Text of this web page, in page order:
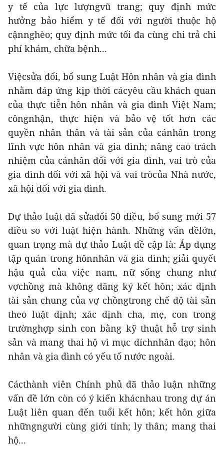
y tế của lực lượngvũ trang; quy định mức
hưởng bảo hiểm y tế đối với người thuộc hộ
cậnnghèo; quy định mức tối đa cùng chi trả chi
phí khám, chữa bệnh...
Việcsửa đổi, bổ sung Luật Hôn nhân và gia đình
nhằm đáp ứng kịp thời cácyêu cầu khách quan
của thực tiễn hôn nhân và gia đình Việt Nam;
côngnhận, thực hiện và bảo vệ tốt hơn các
quyền nhân thân và tài sản của cánhân trong
lĩnh vực hôn nhân và gia đình; nâng cao trách
nhiệm của cánhân đối với gia đình, vai trò của
gia đình đối với xã hội và vai tròcủa Nhà nước,
xã hội đối với gia đình.
Dự thảo luật đã sửađổi 50 điều, bổ sung mới 57
điều so với luật hiện hành. Những vấn đềlớn,
quan trọng mà dự thảo Luật đề cập là: Áp dụng
tập quán trong hônnhân và gia đình; giải quyết
hậu quả của việc nam, nữ sống chung như
vợchồng mà không đăng ký kết hôn; xác định
tài sản chung của vợ chồngtrong chế độ tài sản
theo luật định; xác định cha, mẹ, con trong
trườnghợp sinh con bằng kỹ thuật hỗ trợ sinh
sản và mang thai hộ vì mục đíchnhân đạo; hôn
nhân và gia đình có yếu tố nước ngoài.
Cácthành viên Chính phủ đã thảo luận những
vấn đề lớn còn có ý kiến khácnhau trong dự án
Luật liên quan đến tuổi kết hôn; kết hôn giữa
nhữngngười cùng giới tính; ly thân; mang thai
hộ...